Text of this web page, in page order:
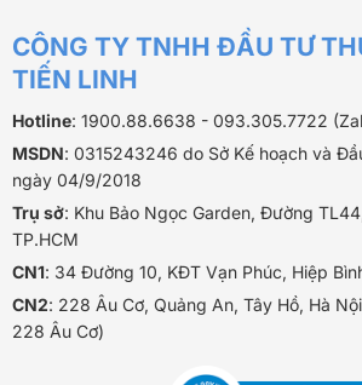
CÔNG TY TNHH ĐẦU TƯ
TIẾN LINH
Hotline: 1900.88.6638 - 093.305.7722
MSDN: 0315243246 do Sở Kế hoạch và
ngày 04/9/2018
Trụ sở: Khu Bảo Ngọc Garden, Đường
TP.HCM
CN1: 34 Đường 10, KĐT Vạn Phúc, Hiệp
CN2: 228 Âu Cơ, Quảng An, Tây Hồ, Hà
228 Âu Cơ)